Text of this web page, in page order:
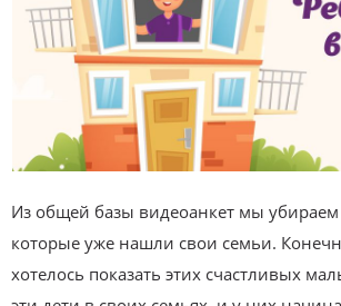
Из общей базы видеоанкет мы убираем
которые уже нашли свои семьи.
хотелось показать этих счастливых